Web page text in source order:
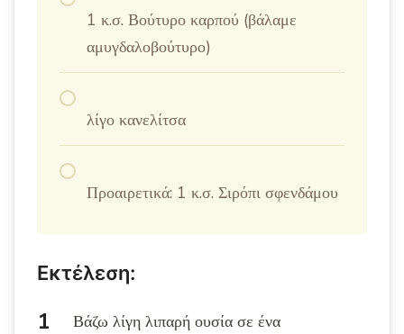
1 κ.σ. Βούτυρο καρπού (βάλαμε
αμυγδαλοβούτυρο)
λίγο κανελίτσα
Προαιρετικά: 1 κ.σ. Σιρόπι σφενδάμου
Εκτέλεση:
Βάζω λίγη λιπαρή ουσία σε ένα